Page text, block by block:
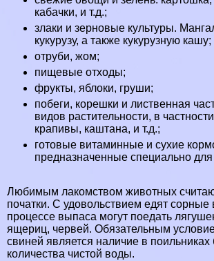
кабачки, и т.д.;
злаки и зерновые культуры.
кукурузу, а также кукурузную кашу;
отруби, жом;
пищевые отходы;
фрукты, яблоки, груши;
побеги, корешки и лиственная
видов растительности, в
крапивы, каштана, и т.д.;
готовые витаминные и сухие
предназначенные специально
Любимым лакомством животных
початки. С удовольствием едят
процессе выпаса могут поедать
ящериц, червей. Обязательным
свиней является наличие в
количества чистой воды.